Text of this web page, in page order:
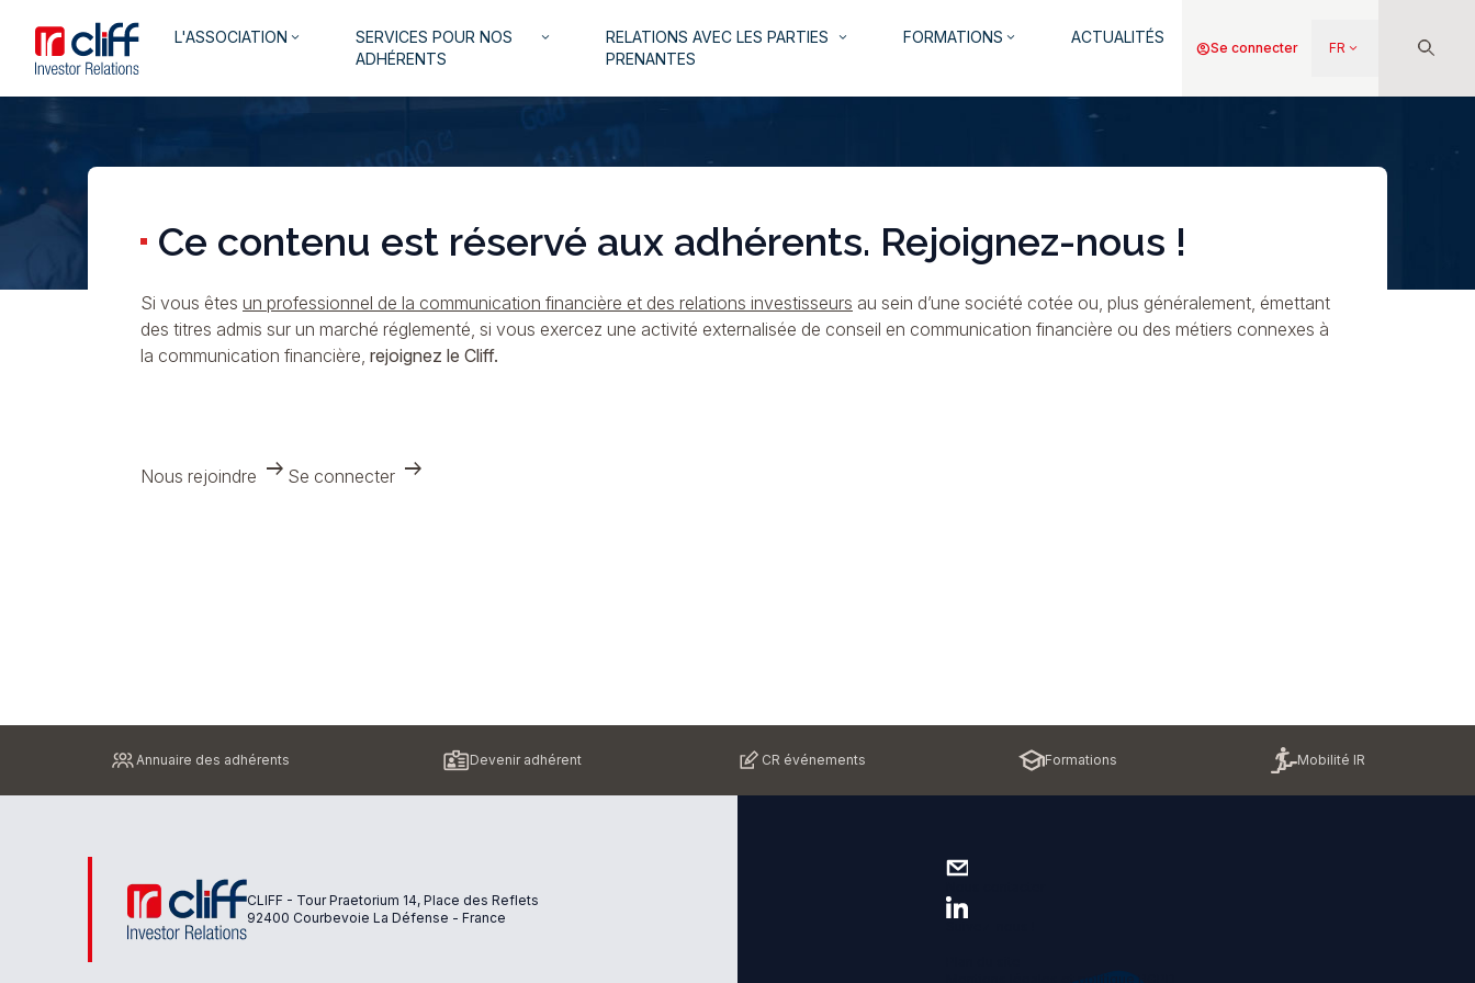
contenu
principal
Aller directement au contenu
Navigation
L'ASSOCIATION keyboard_arrow_down
SERVICES POUR NOS
ADHÉRENTS
keyboard_arrow_down
RELATIONS AVEC LES PARTIES
PRENANTES
keyboard_arrow_down FORMATIONS keyboard_arrow_down ACTUALITÉS
Menu
compte
account_circleSe connecter FR keyboard_arrow_down
Ce contenu est réservé aux adhérents. Rejoignez-nous !
Si vous êtes un professionnel de la communication financière et des relations investisseurs au sein d’une société cotée ou, plus généralement, émettant
des titres admis sur un marché réglementé, si vous exercez une activité externalisée de conseil en communication financière ou des métiers connexes à
la communication financière, rejoignez le Cliff.
Nous rejoindre arrow_right_alt Se connecter arrow_right_alt
page
Annuaire des adhérents Devenir adhérent CR événements Formations Mobilité IR
CLIFF - Tour Praetorium 14, Place des Reflets
92400 Courbevoie La Défense - France